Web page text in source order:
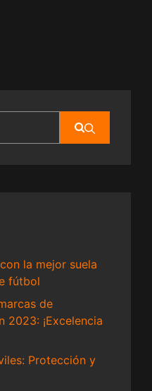
la mejor suela
fútbol
de
2023: ¡Excelencia
Protección y